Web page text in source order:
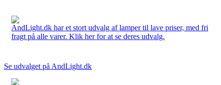
AndLight.dk har et stort udvalg af lamper til lave priser, med fri
fragt på alle varer. Klik her for at se deres udvalg.
Se udvalget på AndLight.dk